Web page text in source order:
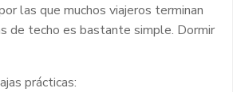
las que muchos viajeros terminan
de techo es bastante simple. Dormir
prácticas: